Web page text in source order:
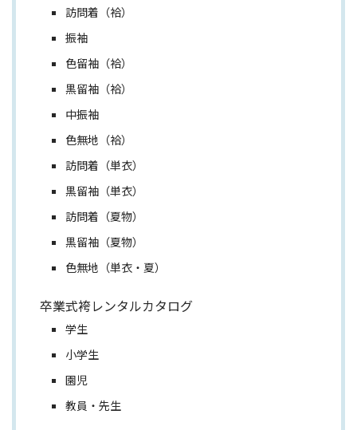
訪問着（袷）
振袖
色留袖（袷）
黒留袖（袷）
中振袖
色無地（袷）
訪問着（単衣）
黒留袖（単衣）
訪問着（夏物）
黒留袖（夏物）
色無地（単衣・夏）
卒業式袴レンタルカタログ
学生
小学生
園児
教員・先生